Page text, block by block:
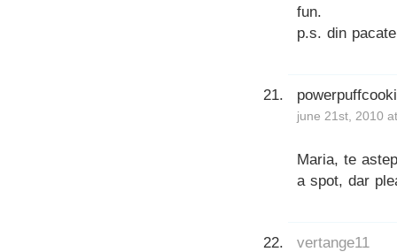
fun.
p.s. din
june 21st, 2010
Maria, te
a spot, dar
vertange11